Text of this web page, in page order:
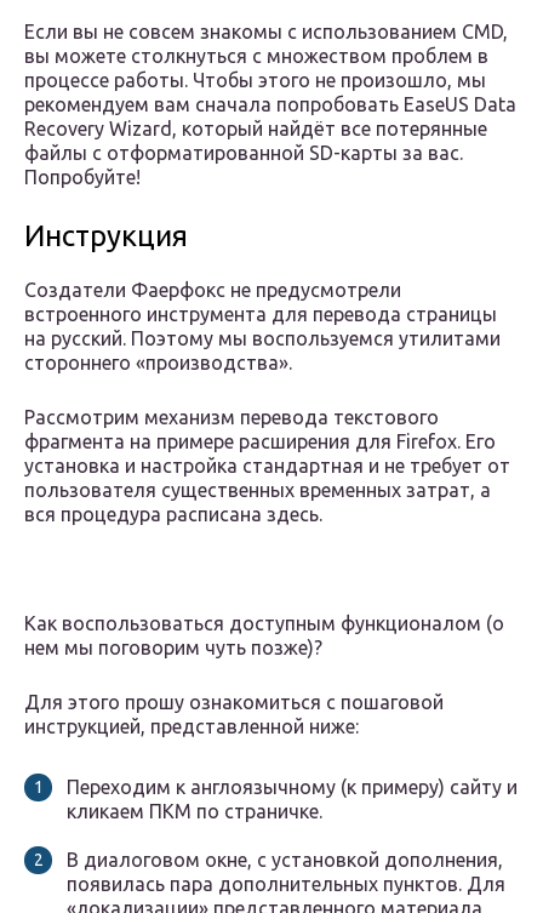
Если вы не совсем знакомы с использованием CMD,
вы можете столкнуться с множеством проблем в
процессе работы. Чтобы этого не произошло, мы
рекомендуем вам сначала попробовать EaseUS Data
Recovery Wizard, который найдёт все потерянные
файлы с отформатированной SD-карты за вас.
Попробуйте!
Инструкция
Создатели Фаерфокс не предусмотрели
встроенного инструмента для перевода страницы
на русский. Поэтому мы воспользуемся утилитами
стороннего «производства».
Рассмотрим механизм перевода текстового
фрагмента на примере расширения для Firefox. Его
установка и настройка стандартная и не требует от
пользователя существенных временных затрат, а
вся процедура расписана здесь.
Как воспользоваться доступным функционалом (о
нем мы поговорим чуть позже)?
Для этого прошу ознакомиться с пошаговой
инструкцией, представленной ниже:
Переходим к англоязычному (к примеру) сайту и
кликаем ПКМ по страничке.
В диалоговом окне, с установкой дополнения,
появилась пара дополнительных пунктов. Для
«локализации» представленного материала